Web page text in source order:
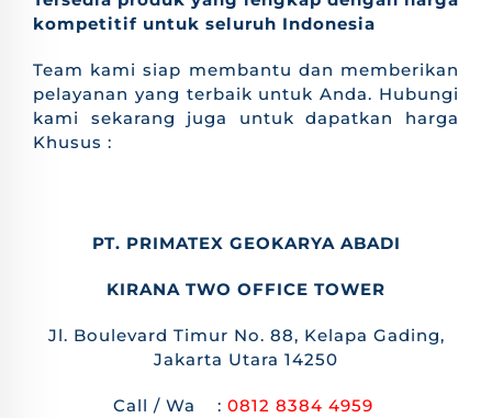
kompetitif untuk seluruh Indonesia
Team kami siap membantu dan memberikan
pelayanan yang terbaik untuk Anda. Hubungi
kami sekarang juga untuk dapatkan harga
Khusus :
PT. PRIMATEX GEOKARYA ABADI
KIRANA TWO OFFICE TOWER
Jl. Boulevard Timur No. 88, Kelapa Gading,
Jakarta Utara 14250
Call / Wa : 0812 8384 4959